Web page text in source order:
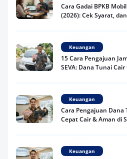
Cara Gadai BPKB
(2026): Cek Syarat,
Keuangan
15 Cara Pengajuan
SEVA: Dana Tunai
Keuangan
Cara Pengajuan Dana
Cepat Cair & Aman di
Keuangan